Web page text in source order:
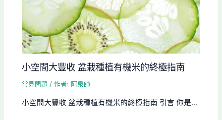
小空間大豐收 盆栽種植有機米的終極指南
常見問題 / 作者: 阿泉師
小空間大豐收 盆栽種植有機米的終極指南 引言 你是...